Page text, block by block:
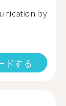
by
ドする